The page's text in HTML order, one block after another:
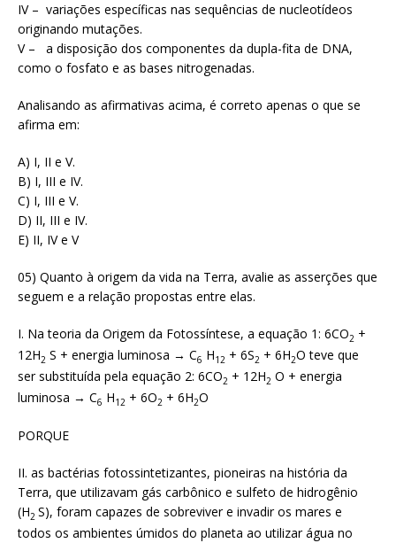
IV – variações específicas nas sequências de nucleotídeos
originando mutações.
V – a disposição dos componentes da dupla-fita de DNA,
como o fosfato e as bases nitrogenadas.
Analisando as afirmativas acima, é correto apenas o que se
afirma em:
A) I, II e V.
B) I, III e IV.
C) I, III e V.
D) II, III e IV.
E) II, IV e V
05) Quanto à origem da vida na Terra, avalie as asserções que
seguem e a relação propostas entre elas.
I. Na teoria da Origem da Fotossíntese, a equação 1: 6CO2 +
12H2 S + energia luminosa → C6 H12 + 6S2 + 6H2O teve que
ser substituída pela equação 2: 6CO2 + 12H2 O + energia
luminosa → C6 H12 + 6O2 + 6H2O
PORQUE
II. as bactérias fotossintetizantes, pioneiras na história da
Terra, que utilizavam gás carbônico e sulfeto de hidrogênio
(H2 S), foram capazes de sobreviver e invadir os mares e
todos os ambientes úmidos do planeta ao utilizar água no